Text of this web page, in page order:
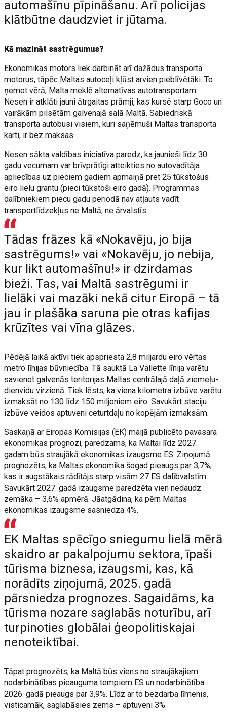
automašīnu pīpināšanu. Arī policijas
klātbūtne daudzviet ir jūtama.
Kā mazināt sastrēgumus?
Ekonomikas motors liek darbināt arī dažādus transporta
motorus, tāpēc Maltas autoceļi kļūst arvien pieblīvētāki. To
ņemot vērā, Malta meklē alternatīvas autotransportam.
Nesen ir atklāti jauni ātrgaitas prāmji, kas kursē starp Goco un
vairākām pilsētām galvenajā salā Maltā. Sabiedriskā
transporta autobusi visiem, kuri saņēmuši Maltas transporta
karti, ir bez maksas.
Nesen sākta valdības iniciatīva paredz, ka jaunieši līdz 30
gadu vecumam var brīvprātīgi atteikties no autovadītāja
apliecības uz pieciem gadiem apmaiņā pret 25 tūkstošus
eiro lielu grantu (pieci tūkstoši eiro gadā). Programmas
dalībniekiem piecu gadu periodā nav atļauts vadīt
transportlīdzekļus ne Maltā, ne ārvalstīs.
Tādas frāzes kā «Nokavēju, jo bija
sastrēgums!» vai «Nokavēju, jo nebija,
kur likt automašīnu!» ir dzirdamas
bieži. Tas, vai Maltā sastrēgumi ir
lielāki vai mazāki nekā citur Eiropā – tā
jau ir plašāka saruna pie otras kafijas
krūzītes vai vīna glāzes.
Pēdējā laikā aktīvi tiek apspriesta 2,8 miljardu eiro vērtas
metro līnijas būvniecība. Tā sauktā La Vallette līnija varētu
savienot galvenās teritorijas Maltas centrālajā daļā ziemeļu-
dienvidu virzienā. Tiek lēsts, ka viena kilometra izbūve varētu
izmaksāt no 130 līdz 150 miljoniem eiro. Savukārt staciju
izbūve veidos aptuveni ceturtdaļu no kopējām izmaksām.
Saskaņā ar Eiropas Komisijas (EK) maijā publicēto pavasara
ekonomikas prognozi, paredzams, ka Maltai līdz 2027.
gadam būs straujākā ekonomikas izaugsme ES. Ziņojumā
prognozēts, ka Maltas ekonomika šogad pieaugs par 3,7%,
kas ir augstākais rādītājs starp visām 27 ES dalībvalstīm.
Savukārt 2027. gadā izaugsme paredzēta vien nedaudz
zemāka – 3,6% apmērā. Jāatgādina, ka pērn Maltas
ekonomikas izaugsme sasniedza 4%.
EK Maltas spēcīgo sniegumu lielā mērā
skaidro ar pakalpojumu sektora, īpaši
tūrisma biznesa, izaugsmi, kas, kā
norādīts ziņojumā, 2025. gadā
pārsniedza prognozes. Sagaidāms, ka
tūrisma nozare saglabās noturību, arī
turpinoties globālai ģeopolitiskajai
nenoteiktībai.
Tāpat prognozēts, ka Maltā būs viens no straujākajiem
nodarbinātības pieauguma tempiem ES un nodarbinātība
2026. gadā pieaugs par 3,9%. Līdz ar to bezdarba līmenis,
visticamāk, saglabāsies zems – aptuveni 3%.